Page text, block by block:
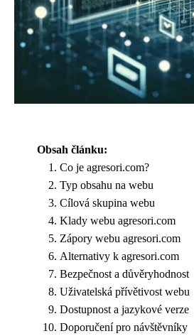
Obsah článku:
Co je agresori.com?
Typ obsahu na webu
Cílová skupina webu
Klady webu agresori.com
Zápory webu agresori.com
Alternativy k agresori.com
Bezpečnost a důvěryhodnost
Uživatelská přívětivost webu
Dostupnost a jazykové verze
Doporučení pro návštěvníky